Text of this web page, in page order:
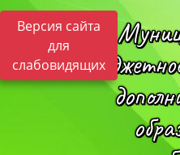
Версия сайта
для
слабовидящих